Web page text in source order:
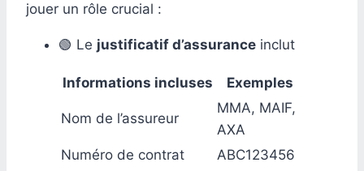
jouer un rôle crucial :
🟢 Le justificatif d’assurance inclut
Informations incluses Exemples
Nom de l’assureur
MMA, MAIF,
AXA
Numéro de contrat
ABC123456